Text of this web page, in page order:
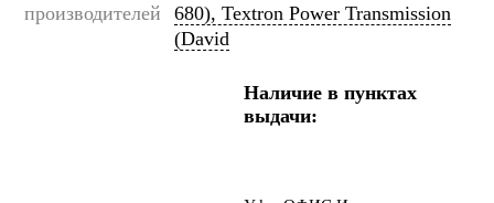
производителей
680), Textron Power Transmission
(David
Наличие в пунктах
выдачи: